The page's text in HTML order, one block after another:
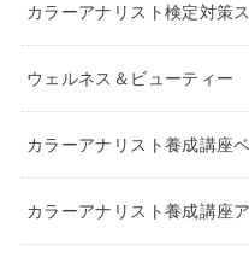
カラーアナリスト検定対策
ウェルネス＆ビューティー
カラーアナリスト養成講座
カラーアナリスト養成講座